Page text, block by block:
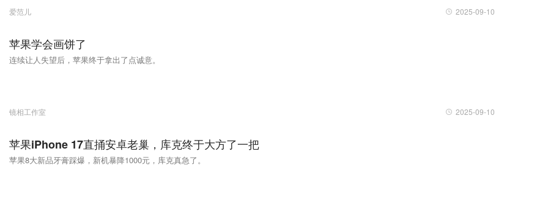
爱范儿 2025-09-10
苹果学会画饼了
连续让人失望后，苹果终于拿出了点诚意。
镜相工作室 2025-09-10
苹果iPhone 17直捅安卓老巢，库克终于大方了一把
苹果8大新品牙膏踩爆，新机暴降1000元，库克真急了。